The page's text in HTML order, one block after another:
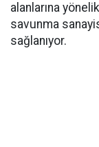
alanlarına
savunma
sağlanıyor.